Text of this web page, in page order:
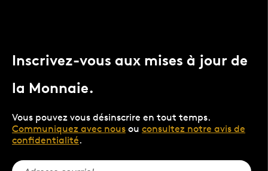
Inscrivez-vous aux mises à jour de
la Monnaie.
Vous pouvez vous désinscrire en tout temps.
Communiquez avec nous ou consultez notre avis de
confidentialité.